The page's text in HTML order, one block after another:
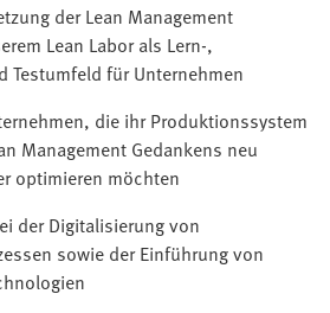
der Lean Management
Lean Labor als Lern-,
Testumfeld für Unternehmen
die ihr Produktionssystem
Management Gedankens neu
optimieren möchten
der Digitalisierung von
sowie der Einführung von